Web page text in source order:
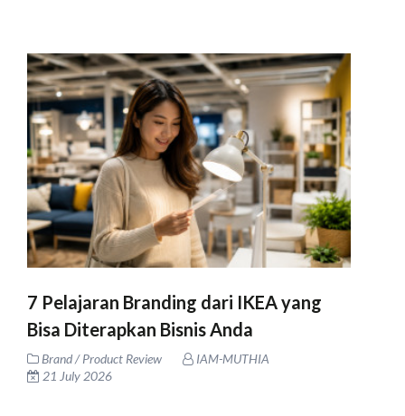
7 Pelajaran Branding dari IKEA yang
Bisa Diterapkan Bisnis Anda
Brand / Product Review
IAM-MUTHIA
21 July 2026